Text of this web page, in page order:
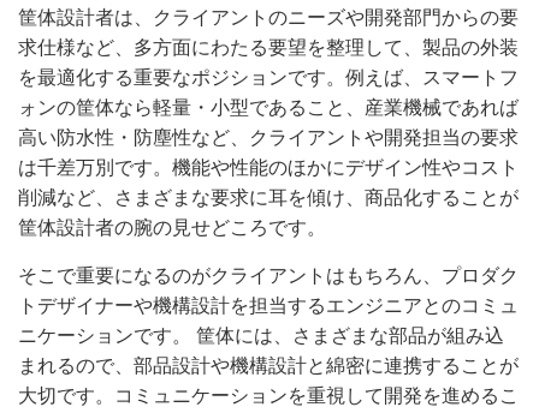
筐体設計者は、クライアントのニーズや開発部門からの要
求仕様など、多方面にわたる要望を整理して、製品の外装
を最適化する重要なポジションです。例えば、スマートフ
ォンの筐体なら軽量・小型であること、産業機械であれば
高い防水性・防塵性など、クライアントや開発担当の要求
は千差万別です。機能や性能のほかにデザイン性やコスト
削減など、さまざまな要求に耳を傾け、商品化することが
筐体設計者の腕の見せどころです。
そこで重要になるのがクライアントはもちろん、プロダク
トデザイナーや機構設計を担当するエンジニアとのコミュ
ニケーションです。 筐体には、さまざまな部品が組み込
まれるので、部品設計や機構設計と綿密に連携することが
大切です。コミュニケーションを重視して開発を進めるこ